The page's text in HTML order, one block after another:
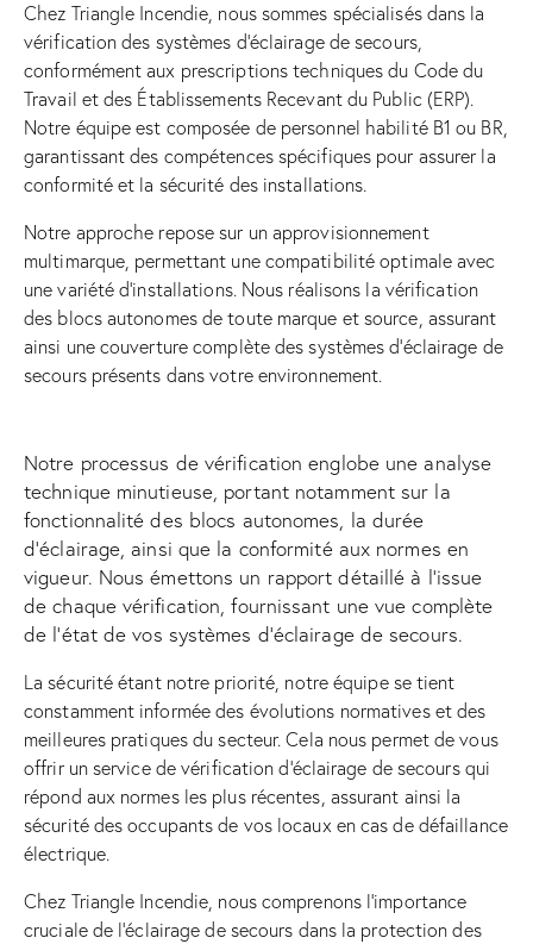
Chez Triangle Incendie, nous sommes spécialisés dans la
vérification des systèmes d’éclairage de secours,
conformément aux prescriptions techniques du Code du
Travail et des Établissements Recevant du Public (ERP).
Notre équipe est composée de personnel habilité B1 ou BR,
garantissant des compétences spécifiques pour assurer la
conformité et la sécurité des installations.
Notre approche repose sur un approvisionnement
multimarque, permettant une compatibilité optimale avec
une variété d’installations. Nous réalisons la vérification
des blocs autonomes de toute marque et source, assurant
ainsi une couverture complète des systèmes d’éclairage de
secours présents dans votre environnement.
Notre processus de vérification englobe une analyse
technique minutieuse, portant notamment sur la
fonctionnalité des blocs autonomes, la durée
d’éclairage, ainsi que la conformité aux normes en
vigueur. Nous émettons un rapport détaillé à l’issue
de chaque vérification, fournissant une vue complète
de l’état de vos systèmes d’éclairage de secours.
La sécurité étant notre priorité, notre équipe se tient
constamment informée des évolutions normatives et des
meilleures pratiques du secteur. Cela nous permet de vous
offrir un service de vérification d’éclairage de secours qui
répond aux normes les plus récentes, assurant ainsi la
sécurité des occupants de vos locaux en cas de défaillance
électrique.
Chez Triangle Incendie, nous comprenons l’importance
cruciale de l’éclairage de secours dans la protection des